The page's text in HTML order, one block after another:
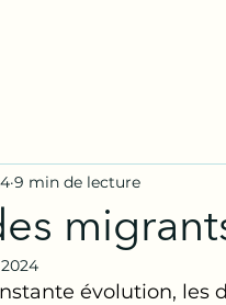
9 min de lecture
évolution, les